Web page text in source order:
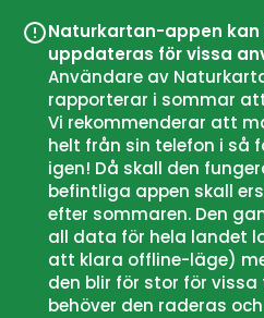
Naturkartan-appen kan
uppdateras för vissa
Användare av
rapporterar i sommar
Vi rekommenderar att
helt från sin telefon i så
igen! Då skall den
befintliga appen skall
efter sommaren. Den
all data för hela landet
att klara offline-läge)
den blir för stor för
behöver den raderas